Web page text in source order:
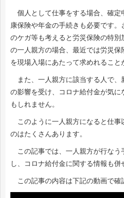
個人として仕事をする場合、確定
康保険や年金の手続きも必要です
のケガ等も考えると労災保険の特
の一人親方の場合、最近では労災
を現場入場にあたって求めれること
また、一人親方に該当する人で、
の影響を受け、コロナ給付金が気
もしれません。
このように一人親方になると仕事
のはたくさんあります。
この記事では、一人親方が行なう
し、コロナ給付金に関する情報も併
この記事の内容は下記の動画で確